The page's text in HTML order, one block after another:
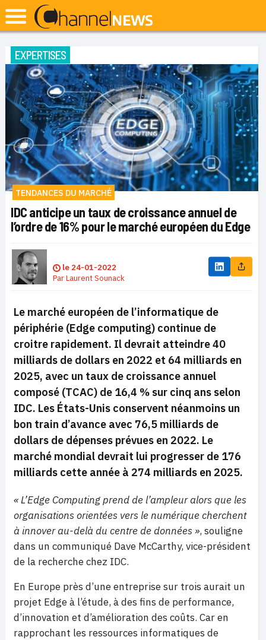
EXPERTISES
TENDANCES DU MARCHÉ
IDC anticipe un taux de croissance annuel de
l’ordre de 16% pour le marché européen du Edge
le 24-01-2022
ParLaurent Sounack
Le marché européen de l’informatique de
périphérie (Edge computing) continue de
croitre rapidement. Il devrait atteindre 40
milliards de dollars en 2022 et 64 milliards en
2025, avec un taux de croissance annuel
composé (TCAC) de 16,4 % sur cinq ans selon
IDC. Les États-Unis conservent néanmoins un
bon train d’avance avec 76,5 milliards de
dollars de dépenses prévues en 2022. Le
marché mondial devrait lui progresser de 176
milliards cette année à 274 milliards en 2025.
« L’Edge Computing prend de l’ampleur alors que les
organisations orientées vers le numérique cherchent
à innover au-delà du centre de données », souligne
dans un communiqué Dave McCarthy, vice-président
de la recherche chez IDC.
En Europe près d’une entreprise sur trois aurait un
projet Edge à l’étude, à des fins de performance,
d’innovation et d’amélioration des coûts. Car en
rapprochant les ressources informatiques de